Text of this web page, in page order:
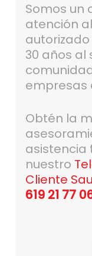
Somos
atención
30 años al
empresas
Obtén la
asistencia
nuestro
Cliente
619 21 77